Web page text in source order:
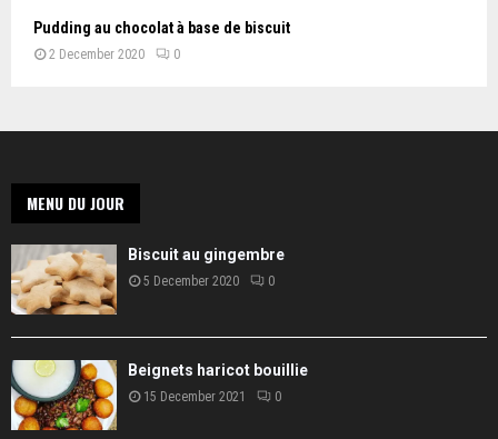
Pudding au chocolat à base de biscuit
2 December 2020 0
MENU DU JOUR
Biscuit au gingembre
5 December 2020 0
Beignets haricot bouillie
15 December 2021 0